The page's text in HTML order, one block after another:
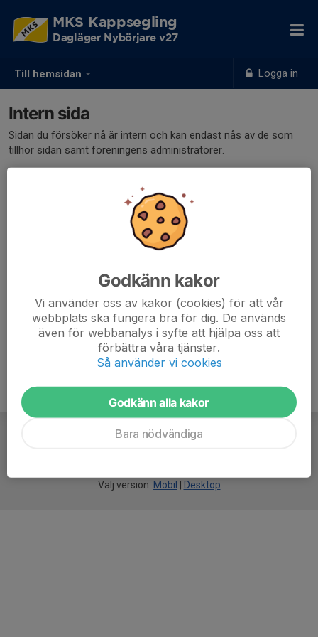
Till hemsidan Logga in
MKS Kappsegling
Dagläger Nybörjare v27
Intern sida
Sidan du försöker nå är intern och kan endast nås av de som
tillhör sidan samt föreningens administratörer.
Välj version: Mobil Desktop
Godkänn kakor
Vi använder oss av kakor (cookies) för att vår
webbplats ska fungera bra för dig. De används
även för webbanalys i syfte att hjälpa oss att
förbättra våra tjänster.
Så använder vi cookies
Godkänn alla kakor
Bara nödvändiga